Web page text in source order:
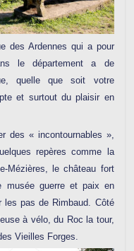
des Ardennes qui a pour
le département a de
quelle que soit votre
et surtout du plaisir en
des « incontournables »,
repères comme la
Mézières, le château fort
musée guerre et paix en
les pas de Rimbaud. Côté
à vélo, du Roc la tour,
Vieilles Forges.